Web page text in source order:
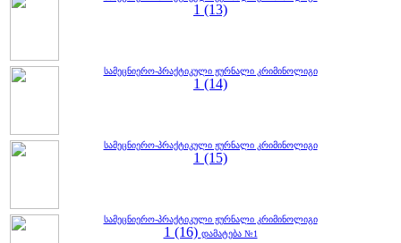
1 (13)
სამეცნიერო-პრაქტიკული ჟურნალი კრიმინოლიგი
1 (14)
სამეცნიერო-პრაქტიკული ჟურნალი კრიმინოლიგი
1 (15)
სამეცნიერო-პრაქტიკული ჟურნალი კრიმინოლიგი
1 (16) დამატება №1